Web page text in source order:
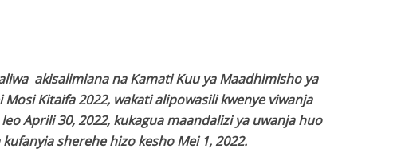
akisalimiana na Kamati Kuu ya Maadhimisho ya
Mosi Kitaifa 2022, wakati alipowasili kwenye viwanja
Aprili 30, 2022, kukagua maandalizi ya uwanja huo
sherehe hizo kesho Mei 1, 2022.